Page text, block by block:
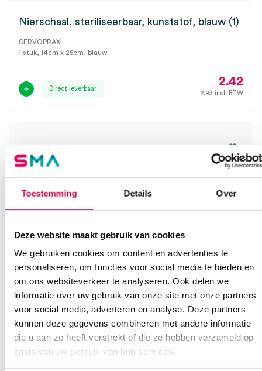
Toestemming Details Over
Deze website maakt gebruik van cookies
We gebruiken cookies om content en advertenties te
personaliseren, om functies voor social media te bieden en
om ons websiteverkeer te analyseren. Ook delen we
informatie over uw gebruik van onze site met onze partners
voor social media, adverteren en analyse. Deze partners
kunnen deze gegevens combineren met andere informatie
die u aan ze heeft verstrekt of die ze hebben verzameld op
basis van uw gebruik van hun services.
Nierschaal, steriliseerbaar, kunststof, blauw (1)
SERVOPRAX
1 stuk, 14cm x 25cm, blauw
Direct leverbaar
2.42
2.93 incl. BTW
Nierschaal, steriliseerbaar, RVS (1)
1 stuk, 14cm x 25cm, RVS